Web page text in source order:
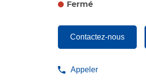
Appeler
Afficher
Contactez-nous
Fermé